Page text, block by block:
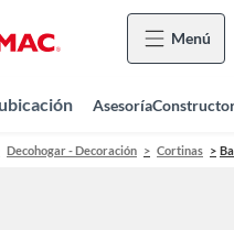
Menú
Asesoría
Decohogar - Decoración Cortinas